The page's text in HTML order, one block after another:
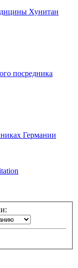
Хунитан
посредника
Германии